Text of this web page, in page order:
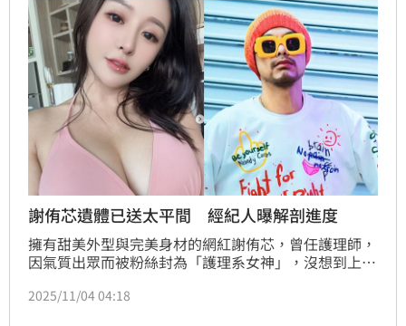
謝侑芯遺體已送太平間 經紀人曝解剖進度
擁有甜美外型與完美身材的網紅謝侑芯，曾任護理師，
因氣質出眾而被粉絲封為「護理系女神」，沒想到上月
此案，《星洲網》則報導謝侑芯遺體在浴缸，但地上跟
2025/11/04 04:18